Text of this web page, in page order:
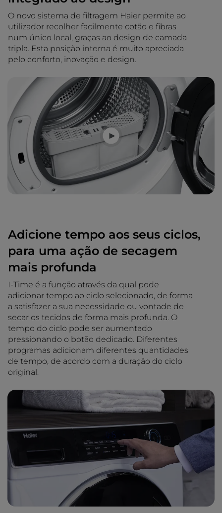
O novo sistema de filtragem Haier permite ao
utilizador recolher facilmente cotão e fibras
num único local, graças ao design de camada
tripla. Esta posição interna é muito apreciada
pelo conforto, inovação e design.
Adicione tempo aos seus ciclos,
para uma ação de secagem
mais profunda
I-Time é a função através da qual pode
adicionar tempo ao ciclo selecionado, de forma
a satisfazer a sua necessidade ou vontade de
secar os tecidos de forma mais profunda. O
tempo do ciclo pode ser aumentado
pressionando o botão dedicado. Diferentes
programas adicionam diferentes quantidades
de tempo, de acordo com a duração do ciclo
original.